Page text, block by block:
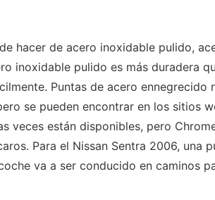
hacer de acero inoxidable pulido,
inoxidable pulido es más duradera
Puntas de acero ennegrecido
se pueden encontrar en los sitios
veces están disponibles, pero
Para el Nissan Sentra 2006, una
va a ser conducido en caminos